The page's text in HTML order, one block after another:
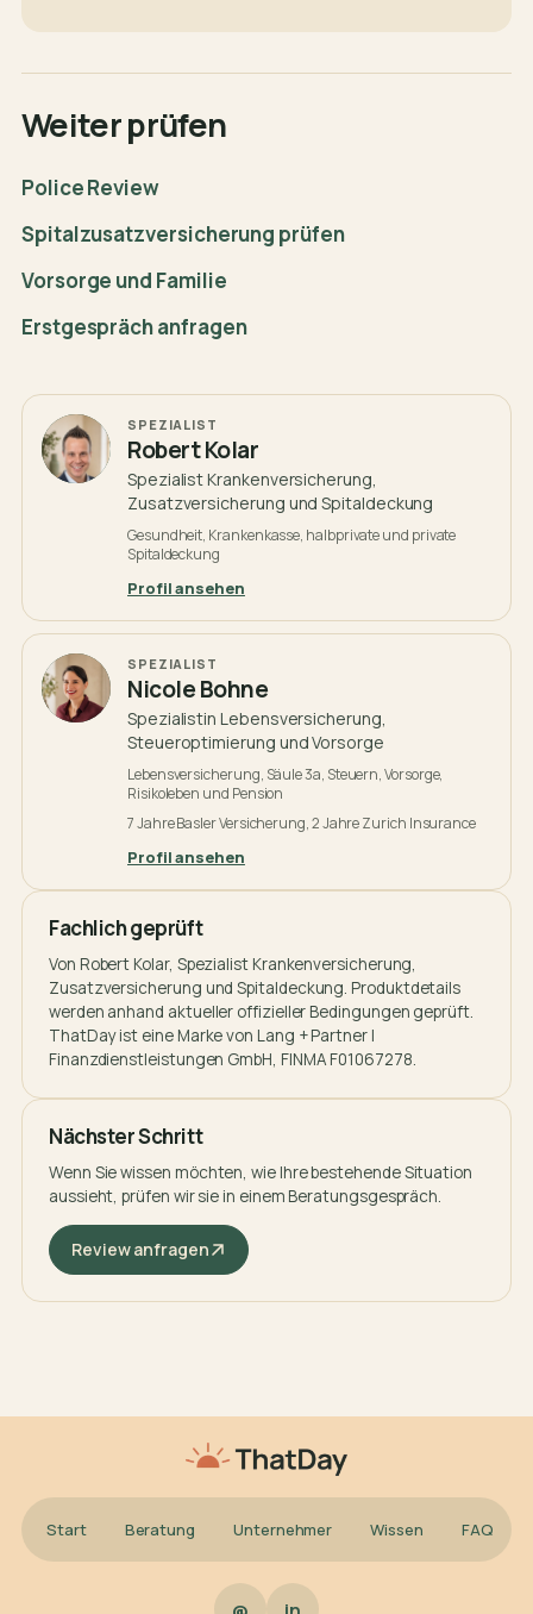
Weiter prüfen
Police Review
Spitalzusatzversicherung prüfen
Vorsorge und Familie
Erstgespräch anfragen
SPEZIALIST
Robert Kolar
Spezialist Krankenversicherung,
Zusatzversicherung und Spitaldeckung
Gesundheit, Krankenkasse, halbprivate und private
Spitaldeckung
Profil ansehen
SPEZIALIST
Nicole Bohne
Spezialistin Lebensversicherung,
Steueroptimierung und Vorsorge
Lebensversicherung, Säule 3a, Steuern, Vorsorge,
Risikoleben und Pension
7 Jahre Basler Versicherung, 2 Jahre Zurich Insurance
Profil ansehen
Fachlich geprüft
Von Robert Kolar, Spezialist Krankenversicherung,
Zusatzversicherung und Spitaldeckung. Produktdetails
werden anhand aktueller offizieller Bedingungen geprüft.
ThatDay ist eine Marke von Lang + Partner |
Finanzdienstleistungen GmbH, FINMA F01067278.
Nächster Schritt
Wenn Sie wissen möchten, wie Ihre bestehende Situation
aussieht, prüfen wir sie in einem Beratungsgespräch.
Review anfragen
Start Beratung Unternehmer Wissen FAQ